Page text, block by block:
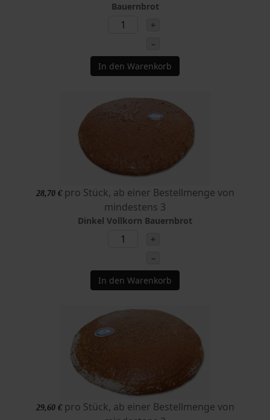
Bauernbrot
+
–
In den Warenkorb
28,70 € pro Stück, ab einer Bestellmenge von
mindestens 3
Dinkel Vollkorn Bauernbrot
+
–
In den Warenkorb
29,60 € pro Stück, ab einer Bestellmenge von